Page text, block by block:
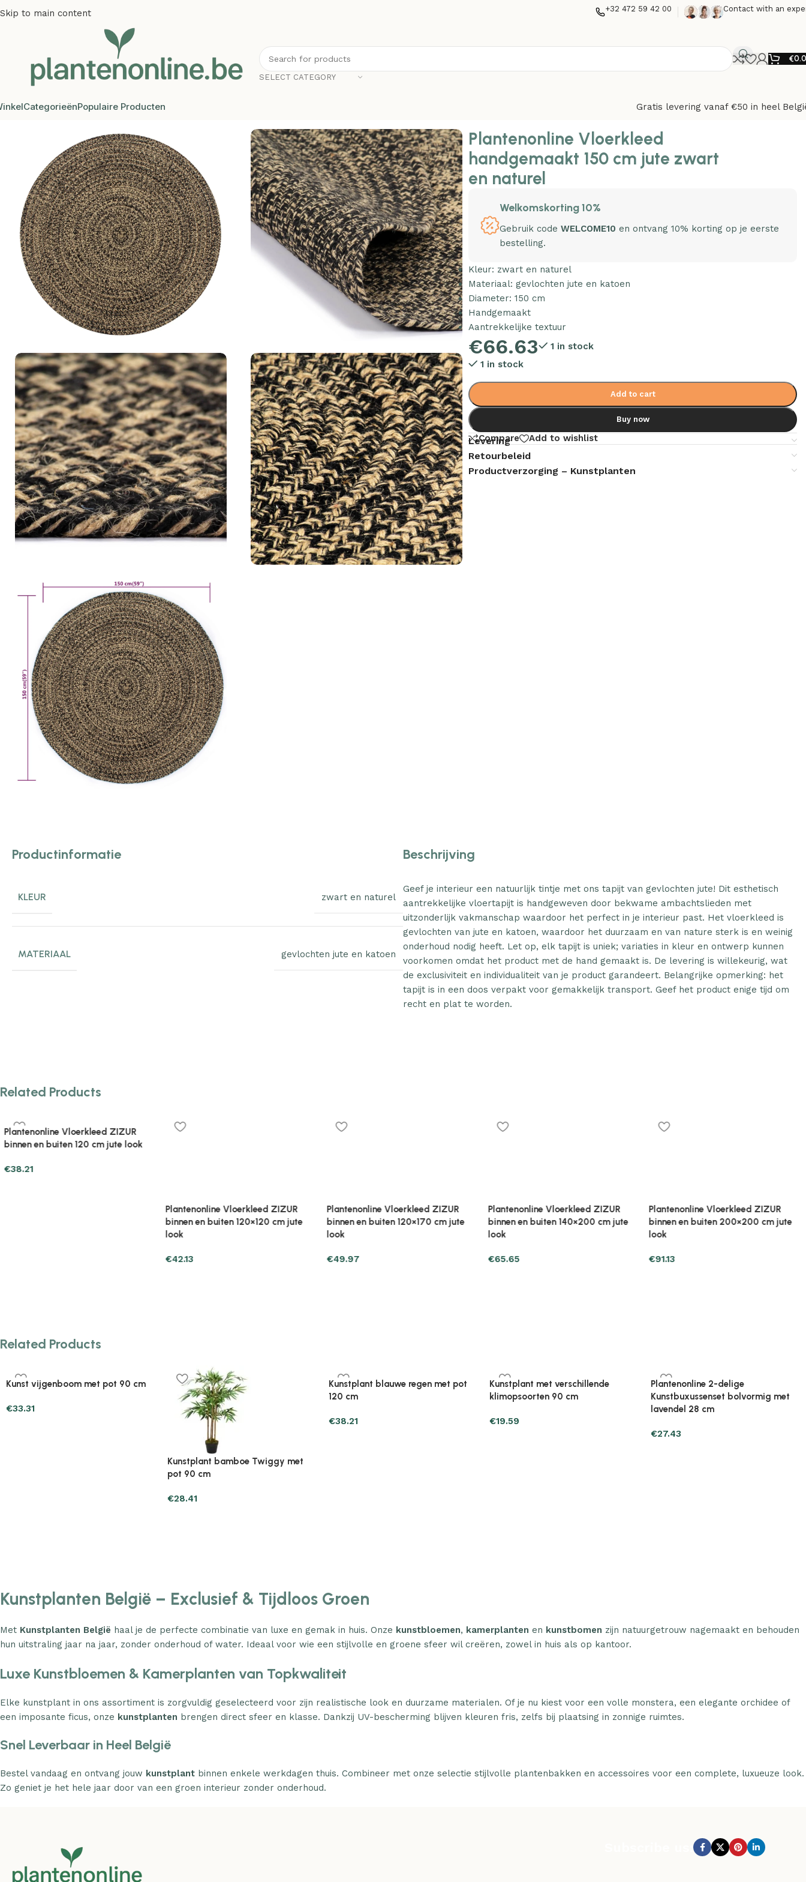
Skip to main content +32 472 59 42 00 Contact with an
SELECT CATEGORY
€
CategorieënPopulaire Producten
Gratis levering vanaf €50 in heel
Vloerkleden
Plantenonline Vloerkleed
handgemaakt 150 cm jute zwart
en naturel
Welkomskorting 10%
Gebruik codeWELCOME10 en ontvang 10% korting op je eerste
bestelling.
Kleur: zwart en naturel
Materiaal: gevlochten jute en katoen
Diameter: 150 cm
Handgemaakt
Aantrekkelijke textuur
€66.63
1 in stock
1 in stock
Add to cart
Buy now
Compare Add to wishlist
Levering
Retourbeleid
Productverzorging – Kunstplanten
Productinformatie
KLEUR zwart en naturel
MATERIAAL gevlochten jute en katoen
Beschrijving
Geef je interieur een natuurlijk tintje met ons tapijt van gevlochten jute! Dit esthetisch
aantrekkelijke vloertapijt is handgeweven door bekwame ambachtslieden met
uitzonderlijk vakmanschap waardoor het perfect in je interieur past. Het vloerkleed is
gevlochten van jute en katoen, waardoor het duurzaam en van nature sterk is en weinig
onderhoud nodig heeft. Let op, elk tapijt is uniek; variaties in kleur en ontwerp kunnen
voorkomen omdat het product met de hand gemaakt is. De levering is willekeurig, wat
de exclusiviteit en individualiteit van je product garandeert. Belangrijke opmerking: het
tapijt is in een doos verpakt voor gemakkelijk transport. Geef het product enige tijd om
recht en plat te worden.
Related Products
Plantenonline Vloerkleed ZIZUR
binnen en buiten 120×120 cm jute
Plantenonline Vloerkleed ZIZUR
Plantenonline Vloerkleed ZIZUR
Plantenonline Vloerkleed ZIZUR
Plantenonline Vloerkleed ZIZUR
binnen en buiten 240×240 cm jute
look
€226.37
Related Products
Plantenonline 3-delige
Kunstbuxussenset piramidevormig
€60.75
Kunstplanten België – Exclusief & Tijdloos Groen
Met Kunstplanten België haal je de perfecte combinatie van luxe en gemak in huis. Onze kunstbloemen, kamerplanten en kunstbomen zijn natuurgetrouw nagemaakt en behouden
hun uitstraling jaar na jaar, zonder onderhoud of water. Ideaal voor wie een stijlvolle en groene sfeer wil creëren, zowel in huis als op kantoor.
Luxe Kunstbloemen & Kamerplanten van Topkwaliteit
Elke kunstplant in ons assortiment is zorgvuldig geselecteerd voor zijn realistische look en duurzame materialen. Of je nu kiest voor een volle monstera, een elegante orchidee of
een imposante ficus, onze kunstplanten brengen direct sfeer en klasse. Dankzij UV-bescherming blijven kleuren fris, zelfs bij plaatsing in zonnige ruimtes.
Snel Leverbaar in Heel België
Bestel vandaag en ontvang jouw kunstplant binnen enkele werkdagen thuis. Combineer met onze selectie stijlvolle plantenbakken en accessoires voor een complete, luxueuze look.
Zo geniet je het hele jaar door van een groen interieur zonder onderhoud.